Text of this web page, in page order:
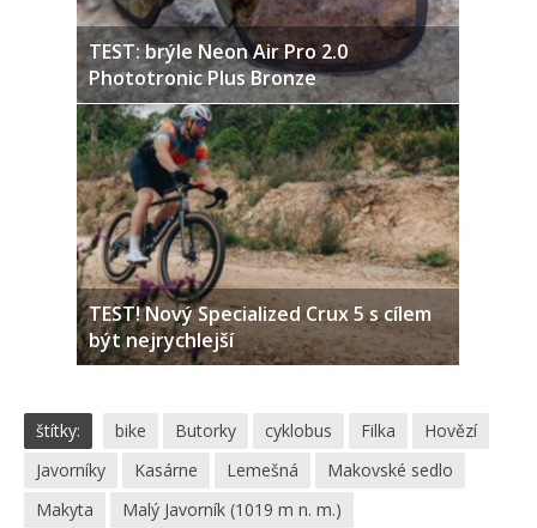
TEST: brýle Neon Air Pro 2.0
Phototronic Plus Bronze
TEST! Nový Specialized Crux 5 s cílem
být nejrychlejší
štítky: bike Butorky cyklobus Filka
Hovězí
Javorníky
Kasárne Lemešná
Makovské sedlo
Makyta
Malý Javorník (1019 m n. m.)